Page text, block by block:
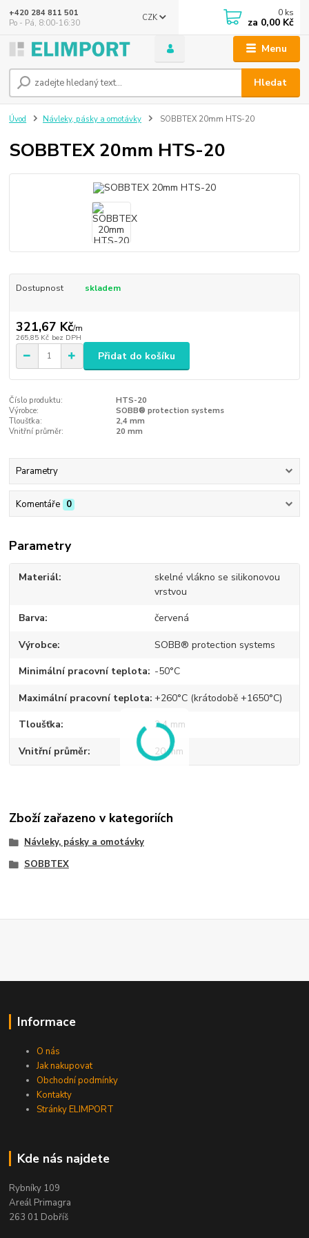
Menu
CZK
Hledat
+420 284 811 501
Po - Pá, 8:00-16:30
0 ks
za 0,00 Kč
Úvod Návleky, pásky a omotávky SOBBTEX 20mm HTS-20
SOBBTEX 20mm HTS-20
Dostupnost skladem
321,67 Kč/m
265,85 Kč bez DPH
Přidat do košíku
Číslo produktu:
HTS-20
Výrobce:
SOBB® protection systems
Tloušťka:
2,4 mm
Vnitřní průměr:
20 mm
Parametry
Komentáře 0
Parametry
Materiál
skelné vlákno se silikonovou
vrstvou
Barva červená
Výrobce SOBB® protection systems
Minimální pracovní teplota -50°C
Maximální pracovní teplota +260°C (krátodobě +1650°C)
Tloušťka 2,4 mm
Vnitřní průměr 20 mm
Zboží zařazeno v kategoriích
Návleky, pásky a omotávky
SOBBTEX
Informace
O nás
Jak nakupovat
Obchodní podmínky
Kontakty
Stránky ELIMPORT
Kde nás najdete
Rybníky 109
Areál Primagra
263 01 Dobříš